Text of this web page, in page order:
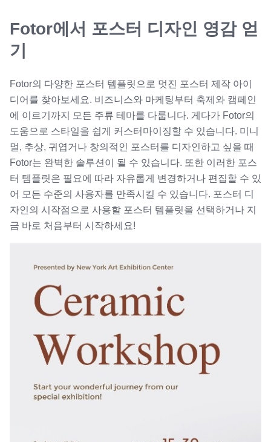
Fotor에서 포스터 디자인 영감 얻
기
Fotor의 다양한 포스터 템플릿으로 멋진 포스터 제작 아이
디어를 찾아보세요. 비즈니스와 마케팅부터 축제와 캠페인
에 이르기까지 모든 주류 테마를 다룹니다. 게다가 Fotor의
도움으로 스타일을 쉽게 커스터마이징할 수 있습니다. 미니
멀, 추상, 귀엽거나 창의적인 포스터를 디자인하고 싶을 때
Fotor는 완벽한 솔루션이 될 수 있습니다. 또한 이러한 포스
터 템플릿은 필요에 따라 자유롭게 변경하거나 편집할 수 있
어 모든 수준의 사용자를 만족시킬 수 있습니다. 포스터 디
자인의 시작점으로 사용할 포스터 템플릿을 선택하거나 지
금 바로 처음부터 시작하세요!